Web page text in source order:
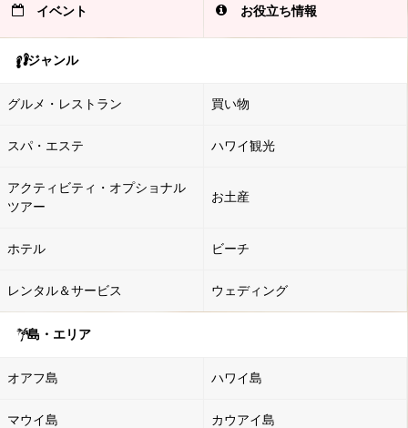
イベント お役立ち情報
ジャンル
グルメ・レストラン 買い物
スパ・エステ ハワイ観光
アクティビティ・オプショナル
ツアー
お土産
ホテル ビーチ
レンタル＆サービス ウェディング
島・エリア
オアフ島 ハワイ島
マウイ島 カウアイ島